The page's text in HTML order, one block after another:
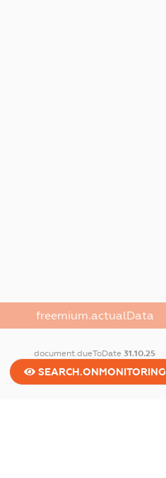
freemium.actualData
document.dueToDate31.10.25
SEARCH.ONMONITORING